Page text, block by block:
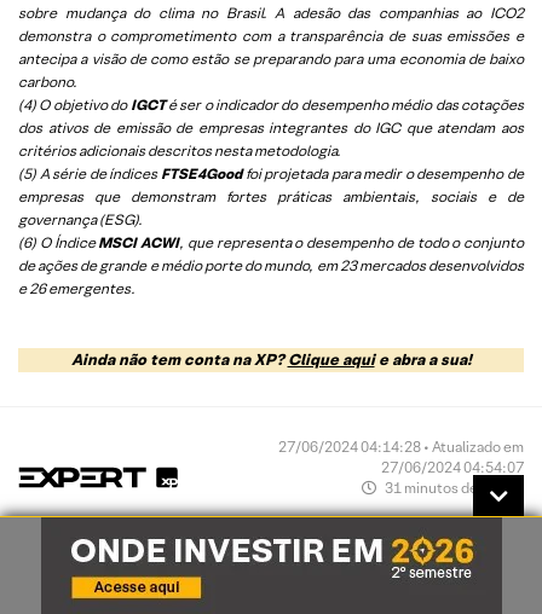
sobre mudança do clima no Brasil. A adesão das companhias ao ICO2
demonstra o comprometimento com a transparência de suas emissões e
antecipa a visão de como estão se preparando para uma economia de baixo
carbono.
(4) O objetivo do IGCTé ser o indicador do desempenho médio das cotações
dos ativos de emissão de empresas integrantes do IGC que atendam aos
critérios adicionais descritos nesta metodologia.
(5) A série de índices FTSE4Goodfoi projetada para medir o desempenho de
empresas que demonstram fortes práticas ambientais, sociais e de
governança (ESG).
(6) O ÍndiceMSCI ACWI, que representa o desempenho de todo o conjunto
de ações de grande e médio porte do mundo, em 23 mercados desenvolvidos
e 26 emergentes.
Ainda não tem conta na XP?Clique aquie abra a sua!
27/06/2024 04:14:28 • Atualizado em
27/06/2024 04:54:07
31 minutos de leitura